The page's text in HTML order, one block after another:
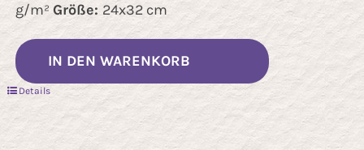
g/m² Größe: 24x32 cm
IN DEN WARENKORB
Details